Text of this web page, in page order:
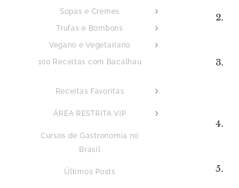
Sopas e Cremes
Trufas e Bombons
Vegano e Vegetariano
100 Receitas com Bacalhau
Receitas Favoritas
ÁREA RESTRITA VIP
Cursos de Gastronomia no
Brasil
Últimos Posts